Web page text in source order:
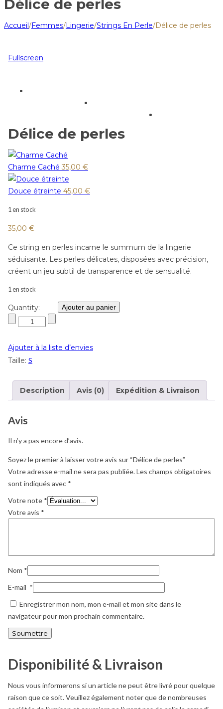
Délice de perles
Accueil/Femmes/Lingerie/Strings En Perle/Délice de perles
Fullscreen
Délice de perles
Charme Caché 35,00 €
Douce étreinte 45,00 €
1 en stock
35,00 €
Ce string en perles incarne le summum de la lingerie
séduisante. Les perles délicates, disposées avec précision,
créent un jeu subtil de transparence et de sensualité.
1 en stock
Quantity: Ajouter au panier
Ajouter à la liste d’envies
Taille: S
Description Avis (0) Expédition & Livraison
Avis
Il n’y a pas encore d’avis.
Soyez le premier à laisser votre avis sur “Délice de perles”
Votre adresse e-mail ne sera pas publiée.Les champs obligatoires
sont indiqués avec *
Votre note *
Votre avis *
Nom *
E-mail *
Enregistrer mon nom, mon e-mail et mon site dans le
navigateur pour mon prochain commentaire.
Disponibilité & Livraison
Nous vous informerons si un article ne peut être livré pour quelque
raison que ce soit. Veuillez également noter que de nombreuses